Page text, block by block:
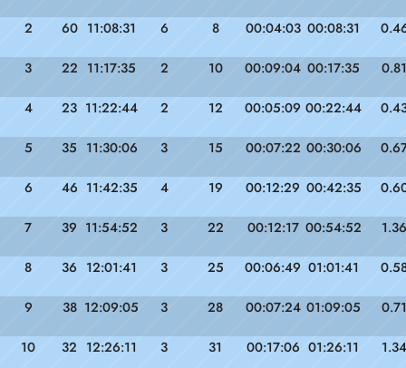
2 60 11:08:31 6 8 00:04:03 00:08:31
3 22 11:17:35 2 10 00:09:04 00:17:35 0.81
4 23 11:22:44 2 12 00:05:09 00:22:44
5 35 11:30:06 3 15 00:07:22 00:30:06
6 46 11:42:35 4 19 00:12:29 00:42:35
7 39 11:54:52 3 22 00:12:17 00:54:52 1.36
8 36 12:01:41 3 25 00:06:49 01:01:41
9 38 12:09:05 3 28 00:07:24 01:09:05 0.71
10 32 12:26:11 3 31 00:17:06 01:26:11 1.34